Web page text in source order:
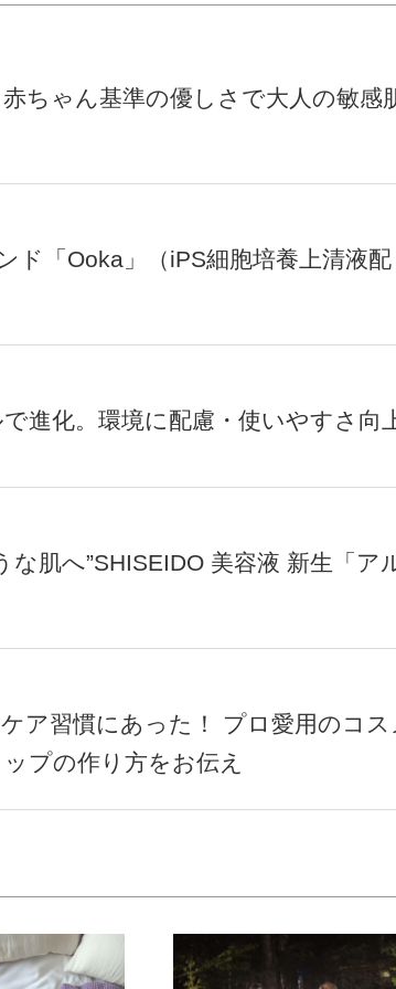
ちゃん基準の優しさで大人の敏感
ド「Ooka」（iPS細胞培養上清液配
進化。環境に配慮・使いやすさ向
肌へ”SHISEIDO 美容液 新生「ア
ア習慣にあった！ プロ愛用のコス
プの作り方をお伝え